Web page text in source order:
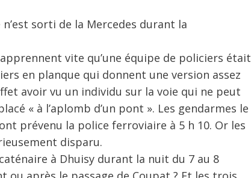
sorti de la Mercedes durant la
vite qu’une équipe de policiers était
en planque qui donnent une version assez
avoir vu un individu sur la voie qui ne peut
« à l’aplomb d’un pont ». Les gendarmes le
prévenu la police ferroviaire à 5 h 10. Or les
disparu.
à Dhuisy durant la nuit du 7 au 8